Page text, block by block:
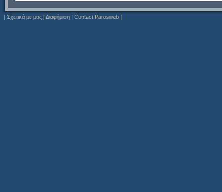
| Σχετικά με μας | Διαφήμιση | Contact Parosweb |